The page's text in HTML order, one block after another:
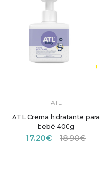
ATL
ATL Crema hidratante para
bebé 400g
17.20€ 18.90€